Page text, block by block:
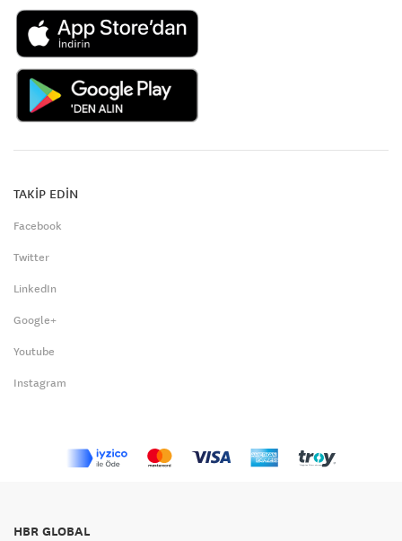
TAKİP EDİN
Facebook
Twitter
LinkedIn
Google+
Youtube
Instagram
HBR GLOBAL